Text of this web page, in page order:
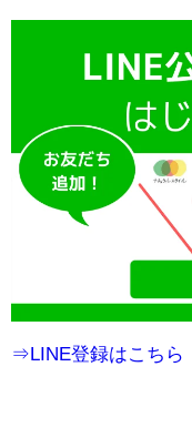
⇒LINE登録はこちら